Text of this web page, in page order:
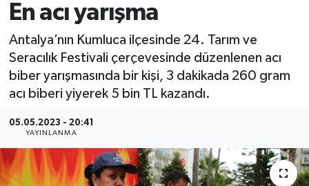
En acı yarışma
Antalya’nın Kumluca ilçesinde 24. Tarım ve
Seracılık Festivali çerçevesinde düzenlenen acı
biber yarışmasında bir kişi, 3 dakikada 260 gram
acı biberi yiyerek 5 bin TL kazandı.
05.05.2023 - 20:41
YAYINLANMA
Haber Arşivi